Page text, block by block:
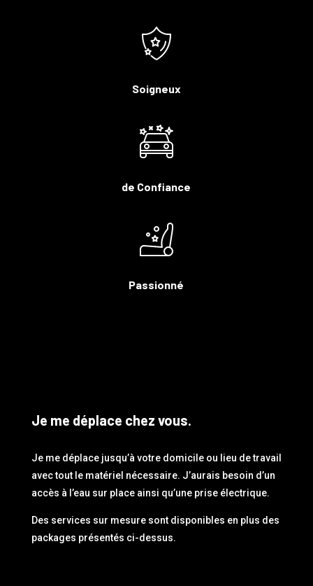
Soigneux
de Confiance
Passionné
Je me déplace chez vous.
Je me déplace jusqu’à votre domicile ou lieu de travail
avec tout le matériel nécessaire. J’aurais besoin d’un
accès à l’eau sur place ainsi qu’une prise électrique.
Des services sur mesure sont disponibles en plus des
packages présentés ci-dessus.